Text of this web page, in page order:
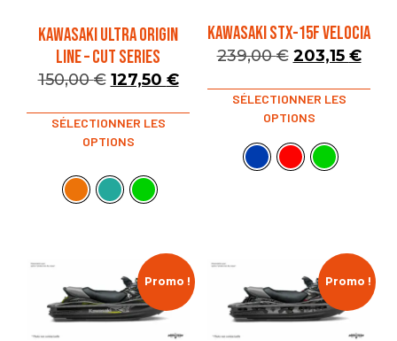
KAWASAKI ULTRA ORIGIN
LINE – CUT SERIES
150,00€ 127,50 €
SÉLECTIONNER LES
OPTIONS
KAWASAKI STX-15F VELOCIA
239,00€ 203,15 €
SÉLECTIONNER LES
OPTIONS
Promo ! Promo !